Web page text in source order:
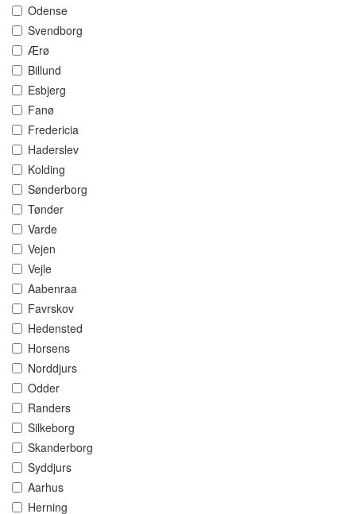
Odense
Svendborg
Ærø
Billund
Esbjerg
Fanø
Fredericia
Haderslev
Kolding
Sønderborg
Tønder
Varde
Vejen
Vejle
Aabenraa
Favrskov
Hedensted
Horsens
Norddjurs
Odder
Randers
Silkeborg
Skanderborg
Syddjurs
Aarhus
Herning